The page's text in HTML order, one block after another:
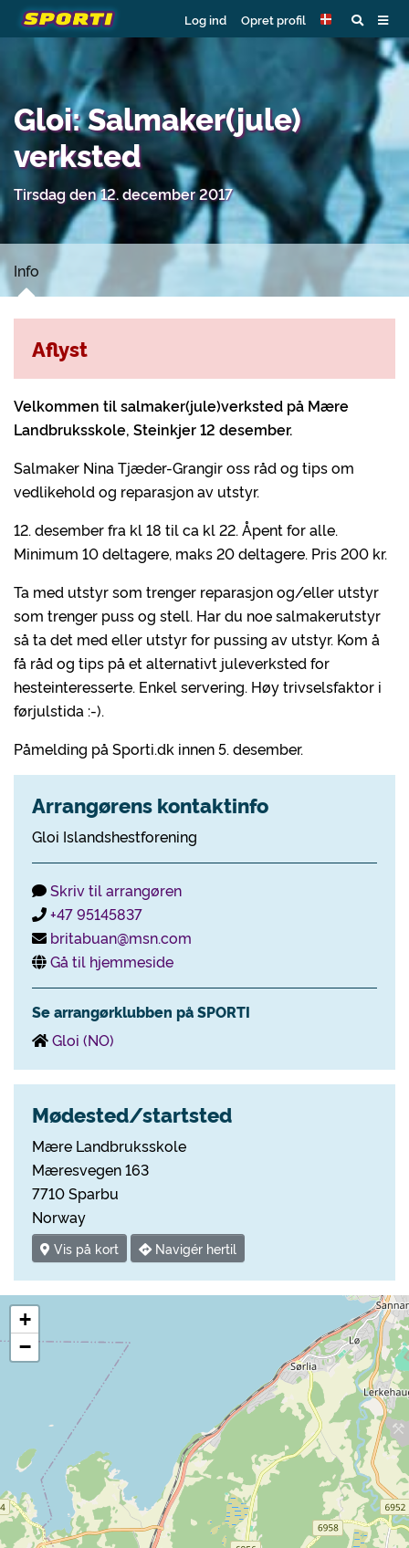
Log ind Opret profil
Gloi: Salmaker(jule)
verksted
Tirsdag den 12. december 2017
Info
Velkommen til salmaker(jule)verksted på Mære
Landbruksskole, Steinkjer 12 desember.
Salmaker Nina Tjæder-Grangir oss råd og tips om
vedlikehold og reparasjon av utstyr.
12. desember fra kl 18 til ca kl 22. Åpent for alle.
Minimum 10 deltagere, maks 20 deltagere. Pris 200 kr.
Ta med utstyr som trenger reparasjon og/eller utstyr
som trenger puss og stell. Har du noe salmakerutstyr
så ta det med eller utstyr for pussing av utstyr. Kom å
få råd og tips på et alternativt juleverksted for
hesteinteresserte. Enkel servering. Høy trivselsfaktor i
førjulstida :-).
Påmelding på Sporti.dk innen 5. desember.
Arrangørens kontaktinfo
Gloi Islandshestforening
Skriv til arrangøren
+47 95145837
britabuan@msn.com
Gå til hjemmeside
Se arrangørklubben på SPORTI
Gloi (NO)
Mødested/startsted
Mære Landbruksskole
Mæresvegen 163
7710 Sparbu
Norway
Vis på kort Navigér hertil
Aflyst
+
−